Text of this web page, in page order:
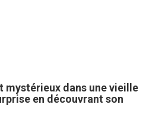
mystérieux dans une vieille
en découvrant son